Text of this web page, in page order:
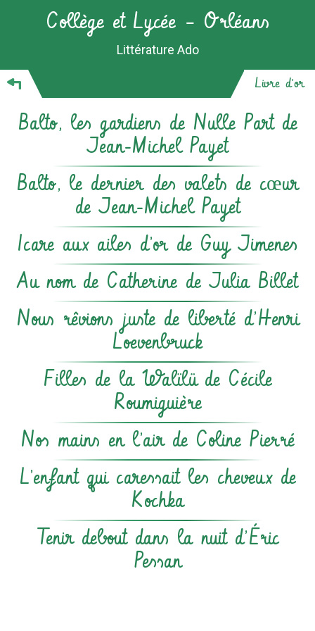
Collège et Lycée – Orléans
Littérature Ado
Livre d'or
Balto, les gardiens de Nulle Part de
Jean-Michel Payet
Balto, le dernier des valets de cœur
de Jean-Michel Payet
Icare aux ailes d’or de Guy Jimenes
Au nom de Catherine de Julia Billet
Nous rêvions juste de liberté d’Henri
Loevenbruck
Filles de la Walïlü de Cécile
Roumiguière
Nos mains en l’air de Coline Pierré
L’enfant qui caressait les cheveux de
Kochka
Tenir debout dans la nuit d’Éric
Pessan